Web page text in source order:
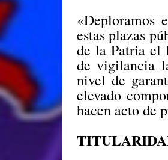
«Deploramos
estas plazas
de la Patria el
de vigilancia
nivel de
elevado
hacen acto de